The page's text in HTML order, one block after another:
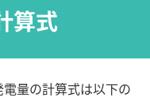
算式
量の計算式は以下の